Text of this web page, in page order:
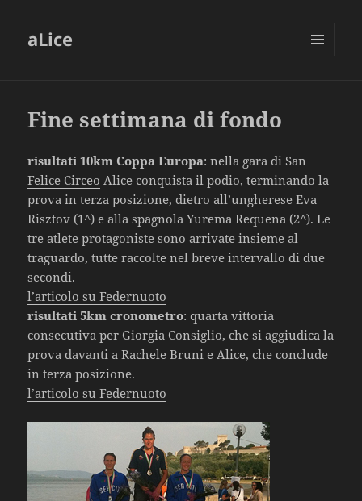
aLice
Fine settimana di fondo
risultati 10km Coppa Europa: nella gara diSan
Felice Circeo Alice conquista il podio, terminando la
prova in terza posizione, dietro all’ungherese Eva
Risztov (1^) e alla spagnola Yurema Requena (2^). Le
tre atlete protagoniste sono arrivate insieme al
traguardo, tutte raccolte nel breve intervallo di due
secondi.
l’articolo su Federnuoto
risultati 5km cronometro: quarta vittoria
consecutiva per Giorgia Consiglio, che si aggiudica la
prova davanti a Rachele Bruni e Alice, che conclude
in terza posizione.
l’articolo su Federnuoto